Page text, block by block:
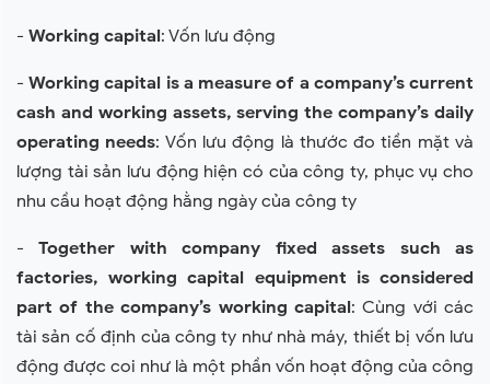
- Working capital: Vốn lưu động
-Working capital is a measure of a company’s current
cash and working assets, serving the company’s daily
operating needs: Vốn lưu động là thước đo tiền mặt và
lượng tài sản lưu động hiện có của công ty, phục vụ cho
nhu cầu hoạt động hằng ngày của công ty
-Together with company fixed assets such as
factories, working capital equipment is considered
part of the company’s working capital: Cùng với các
tài sản cố định của công ty như nhà máy, thiết bị vốn lưu
động được coi như là một phần vốn hoạt động của công